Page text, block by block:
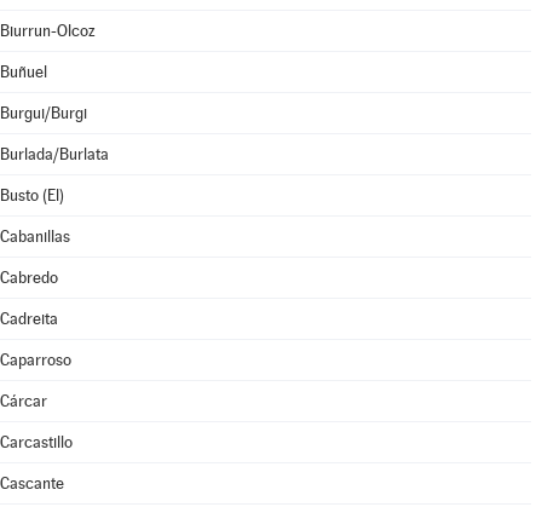
Biurrun-Olcoz
Buñuel
Burgui/Burgi
Burlada/Burlata
Busto (El)
Cabanillas
Cabredo
Cadreita
Caparroso
Cárcar
Carcastillo
Cascante